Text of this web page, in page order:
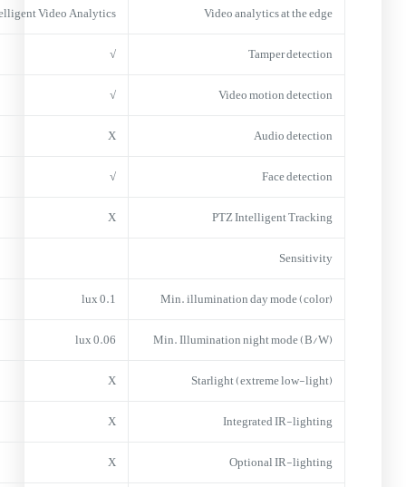
Video analytics at the edge
Video Analytics
Tamper detection
√
Video motion detection
√
Audio detection
X
Face detection
√
PTZ Intelligent Tracking
X
Sensitivity
Min. illumination day mode (color)
0.1 lux
Min. Illumination night mode (B/W)
0.06 lux
Starlight (extreme low-light)
X
Integrated IR-lighting
X
Optional IR-lighting
X